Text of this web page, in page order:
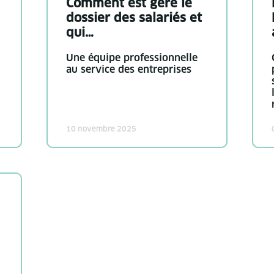
dossier des salariés et
qui…
Une équipe professionnelle
au service des entreprises
10 novembre 2025